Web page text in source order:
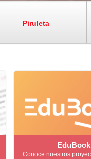
Piruleta
EduBook
Conoce nuestros